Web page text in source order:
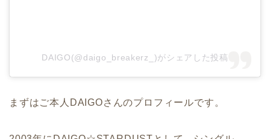
DAIGO(@daigo_breakerz_)がシェアした投稿
まずはご本人DAIGOさんのプロフィールです。